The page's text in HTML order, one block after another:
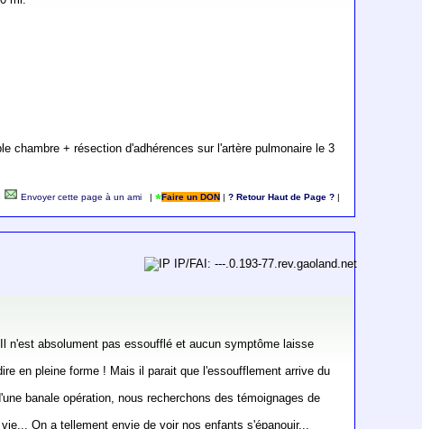
chambre + résection d'adhérences sur l'artère pulmonaire le 3
Envoyer cette page à un ami| Faire un DON ? Retour Haut de Page ?|
IP/FAI: ---.0.193-77.rev.gaoland.net
n'est absolument pas essoufflé et aucun symptôme laisse
en pleine forme ! Mais il parait que l'essoufflement arrive du
banale opération, nous recherchons des témoignages de
On a tellement envie de voir nos enfants s'épanouir...